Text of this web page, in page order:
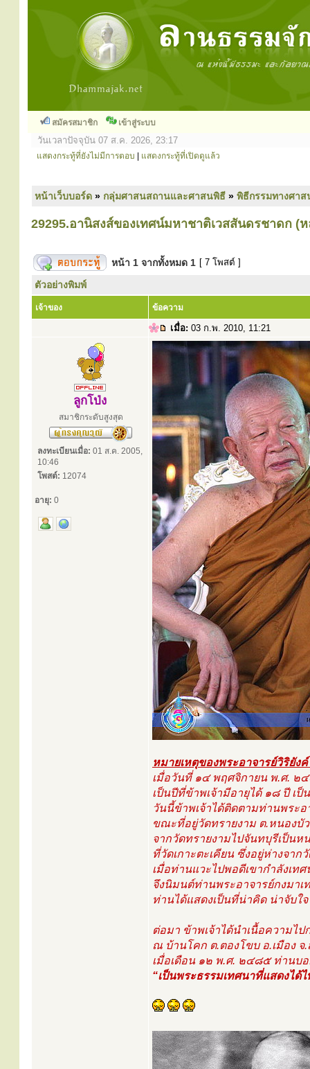
สมัครสมาชิก เข้าสู่ระบบ
วันเวลาปัจจุบัน 07 ส.ค. 2026, 23:17
แสดงกระทู้ที่ยังไม่มีการตอบ แสดงกระทู้ที่เปิดดูแล้ว
หน้าเว็บบอร์ด » กลุ่มศาสนสถานและศาสนพิธี » พิธีกรรมทางศา
29295.อานิสงส์ของเทศน์มหาชาติเวสสันดรชาดก (
หน้า 1 จากทั้งหมด 1 [ 7 โพสต์ ]
ตัวอย่างพิมพ์
เจ้าของ ข้อความ
เมื่อ: 03 ก.พ. 2010, 11:21
ลูกโป่ง
สมาชิกระดับสูงสุด
ลงทะเบียนเมื่อ: 01 ส.ค. 2005,
10:46
โพสต์: 12074
อายุ: 0
หมายเหตุของพระอาจารย์วิริยัง
เมื่อวันที่ ๑๔ พฤศจิกายน พ.ศ. ๒
เป็นปีที่ข้าพเจ้ามีอายุได้ ๑๘ ปี เป็
วันนี้ข้าพเจ้าได้ติดตามท่านพระ
ขณะที่อยู่วัดทรายงาม ต.หนองบัว
จากวัดทรายงามไปจันทบุรีเป็นห
ที่วัดเกาะตะเคียน ซึ่งอยู่ห่างจาก
เมื่อท่านแวะไปพอดีเขากำลังเท
จึงนิมนต์ท่านพระอาจารย์กงมาเ
ท่านได้แสดงเป็นที่น่าคิด น่าจับใ
ต่อมา ข้าพเจ้าได้นำเนื้อความไ
ณ บ้านโคก ต.ตองโขบ อ.เมือง จ
เมื่อเดือน ๑๒ พ.ศ. ๒๔๘๕ ท่านบอ
“เป็นพระธรรมเทศนาที่แสดงได้